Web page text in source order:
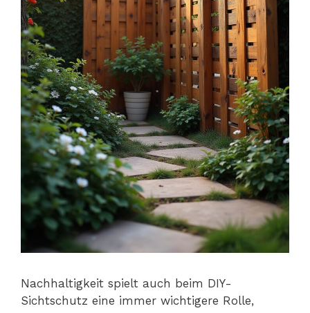
Nachhaltigkeit spielt auch beim DIY-
Sichtschutz eine immer wichtigere Rolle,